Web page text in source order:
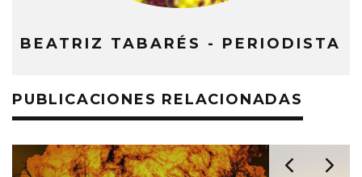
BEATRIZ TABARÉS - PERIODISTA
PUBLICACIONES RELACIONADAS